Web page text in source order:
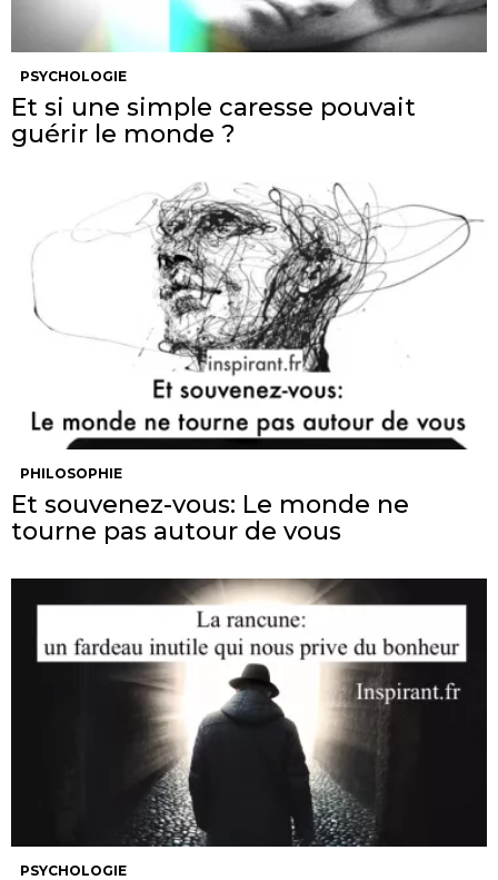
PSYCHOLOGIE
Et si une simple caresse pouvait
guérir le monde ?
PHILOSOPHIE
Et souvenez-vous: Le monde ne
tourne pas autour de vous
PSYCHOLOGIE